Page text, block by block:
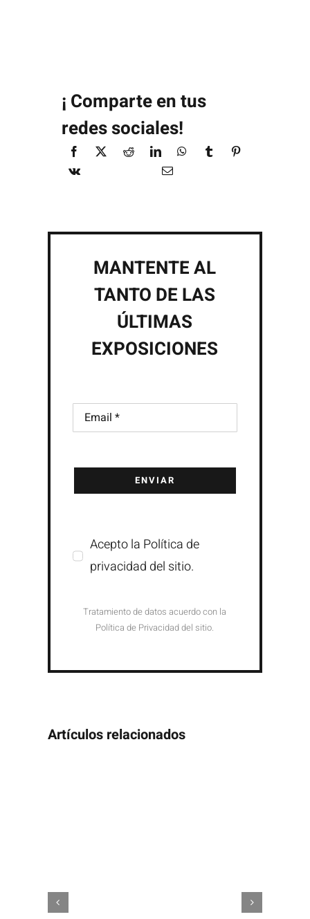
¡ Comparte en tus
redes sociales!
MANTENTE AL
TANTO DE LAS
ÚLTIMAS
EXPOSICIONES
ENVIAR
Acepto la Política de
privacidad del sitio.
Tratamiento de datos acuerdo con la
Política de Privacidad del sitio.
Artículos relacionados